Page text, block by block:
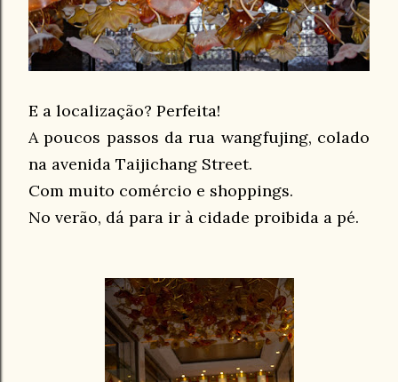
E a localização? Perfeita!
A poucos passos da rua wangfujing, colado
na avenida Taijichang Street.
Com muito comércio e shoppings.
No verão, dá para ir à cidade proibida a pé.